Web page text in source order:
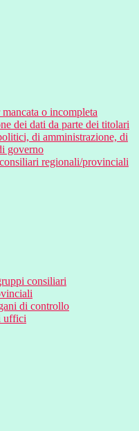
o incompleta
dei dati da parte dei titolari
di amministrazione, di
governo
regionali/provinciali
consiliari
di controllo
uffici